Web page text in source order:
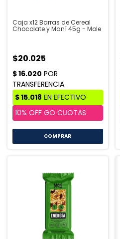
Caja x12 Barras de Cereal
Chocolate y Maní 45g - Mole
$20.025